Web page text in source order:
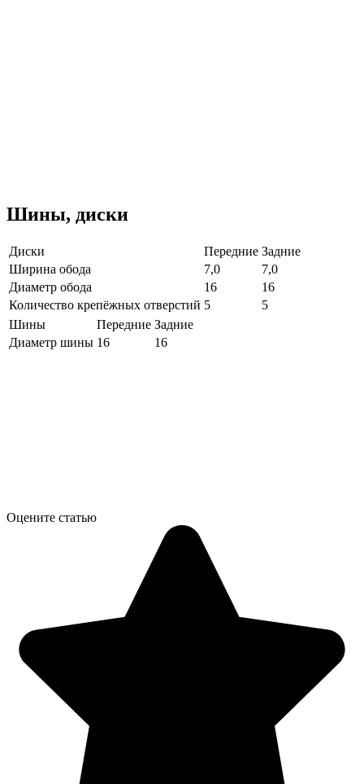
Шины, диски
Диски Передние Задние
Ширина обода
7,0
7,0
Диаметр обода
16
16
Количество крепёжных отверстий 5
5
Шины
Передние Задние
Диаметр шины 16 16
Оцените статью